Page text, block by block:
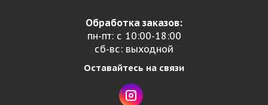
Обработка заказов:
пн-пт: с 10:00-18:00
сб-вс: выходной
Оставайтесь на связи